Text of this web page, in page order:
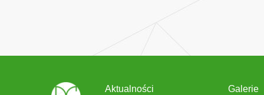
Aktualności
Galerie